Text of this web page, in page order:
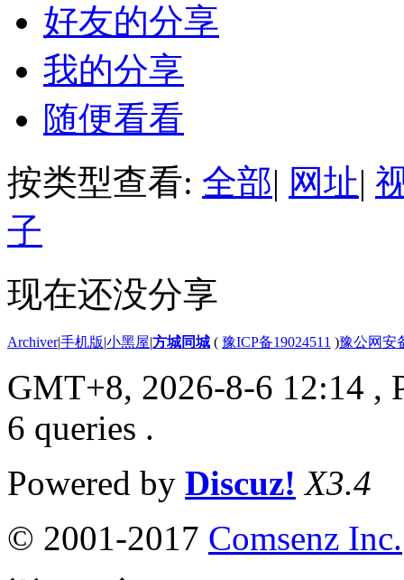
好友的分享
我的分享
随便看看
按类型查看: 全部| 网址|
子
现在还没分享
Archiver|手机版|小黑屋|方城同城 ( 豫ICP备19024511 )豫公网安
GMT+8, 2026-8-6 12:14 ,
6 queries .
Powered by Discuz! X3.4
© 2001-2017 Comsenz Inc.